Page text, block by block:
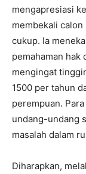
mengapresiasi
membekali
cukup. Ia
pemahaman hak
mengingat
1500 per tahun
perempuan.
undang-undang
masalah dalam
Diharapkan,